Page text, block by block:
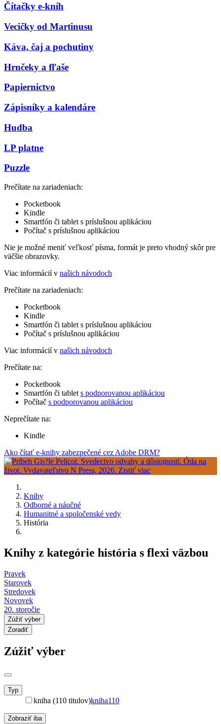
Čítačky e-kníh
Vecičky od Martinusu
Káva, čaj a pochutiny
Hrnčeky a fľaše
Papiernictvo
Zápisníky a kalendáre
Hudba
LP platne
Puzzle
Prečítate na zariadeniach:
Pocketbook
Kindle
Smartfón či tablet s príslušnou aplikáciou
Počítač s príslušnou aplikáciou
Nie je možné meniť veľkosť písma, formát je preto vhodný skôr pre
väčšie obrazovky.
Viac informácií v našich návodoch
Prečítate na zariadeniach:
Pocketbook
Kindle
Smartfón či tablet s príslušnou aplikáciou
Počítač s príslušnou aplikáciou
Viac informácií v našich návodoch
Prečítate na:
Pocketbook
Smartfón či tablet s podporovanou aplikáciou
Počítač s podporovanou aplikáciou
Neprečítate na:
Kindle
Ako čítať e-knihy zabezpečené cez Adobe DRM?
Knihy
Odborné a náučné
Humanitné a spoločenské vedy
História
Knihy z kategórie história s flexi väzbou
Pravek
Starovek
Stredovek
Novovek
20. storočie
Zúžiť výber
Zoradiť
Zúžiť výber
Typ
kniha (110 titulov)kniha110
Zobraziť iba